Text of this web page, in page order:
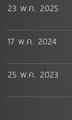
23 พ.ค. 2025
17 พ.ค. 2024
25 พ.ค. 2023